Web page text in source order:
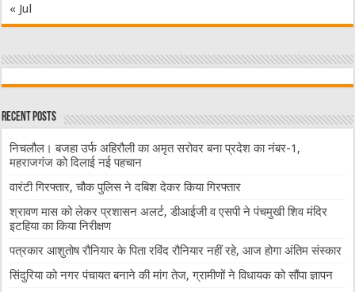
« Jul
Recent Posts
निचलौल। बजहा उर्फ अहिरौली का अमृत सरोवर बना प्रदेश का नंबर-1,
महराजगंज को दिलाई नई पहचान
वारंटी गिरफ्तार, चौक पुलिस ने दबिश देकर किया गिरफ्तार
श्रावण मास को लेकर प्रशासन अलर्ट, डीआईजी व एसपी ने पंचमुखी शिव मंदिर
इटहिया का किया निरीक्षण
पत्रकार आशुतोष रौनियार के पिता रविंद रौनियार नहीं रहे, आज होगा अंतिम संस्कार
सिंदुरिया को नगर पंचायत बनाने की मांग तेज, ग्रामीणों ने विधायक को सौंपा ज्ञापन